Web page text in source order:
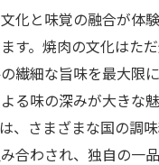
化と味覚の融合が体
す。焼肉の文化はた
繊細な旨味を最大限
る味の深みが大きな
、さまざまな国の調
合わされ、独自の一